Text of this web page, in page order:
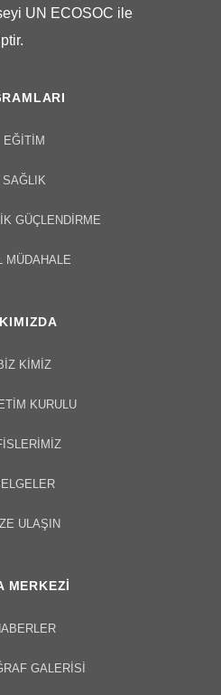
UN ECOSOC ile
EĞITIM
SAĞLIK
GÜÇLENDIRME
MÜDAHALE
KIMIZ
KURULU​
ULAŞIN
MERKEZI
GALERISI